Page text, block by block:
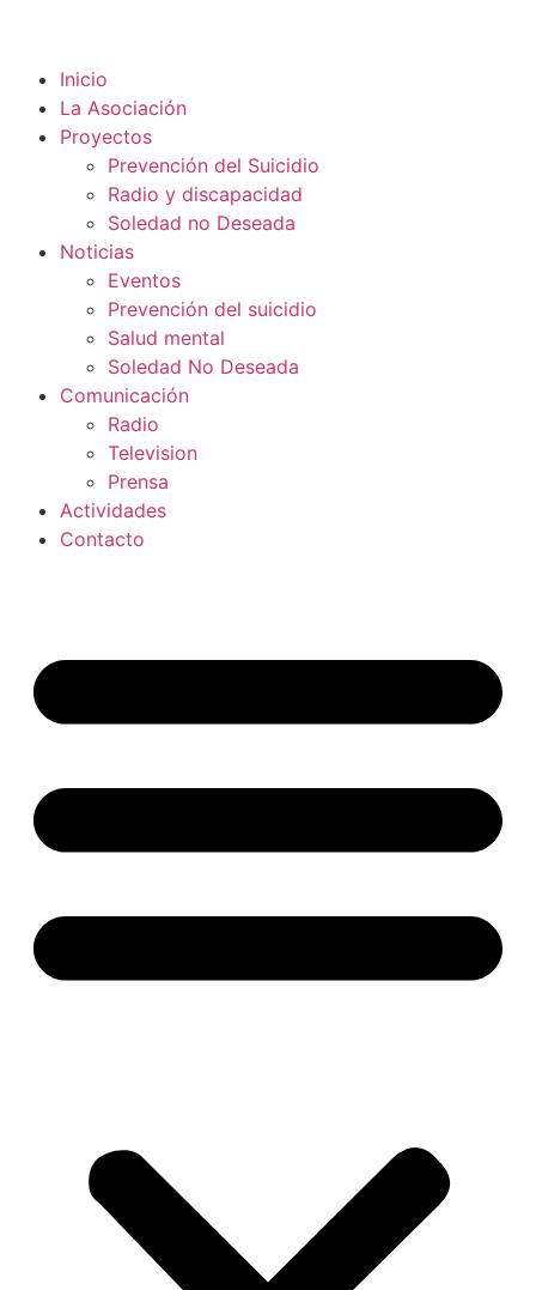
Inicio
La Asociación
Proyectos
Prevención del Suicidio
Radio y discapacidad
Soledad no Deseada
Noticias
Eventos
Prevención del suicidio
Salud mental
Soledad No Deseada
Comunicación
Radio
Television
Prensa
Actividades
Contacto